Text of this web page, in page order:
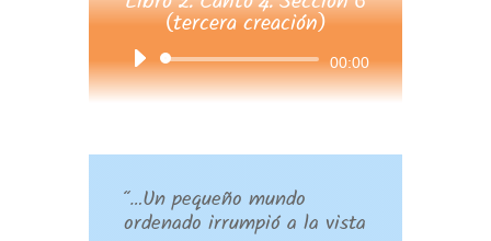
(tercera creación)
Reproductor
de
00:00
“…Un pequeño mundo
ordenado irrumpió a la vista